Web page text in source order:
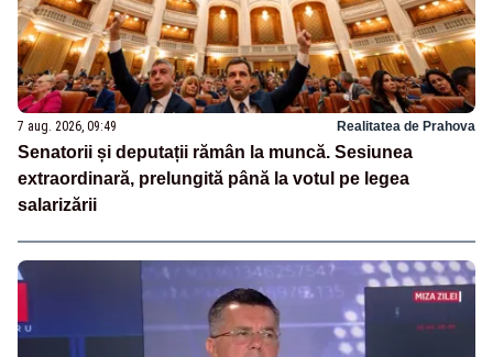
7 aug. 2026, 09:49 Realitatea de Prahova
Senatorii și deputații rămân la muncă. Sesiunea
extraordinară, prelungită până la votul pe legea
salarizării